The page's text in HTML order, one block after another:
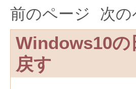
前のページ 次の
Windows10の
戻す